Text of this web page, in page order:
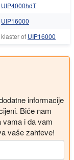
UIP4000hdT
UIP16000
klaster of UIP16000
informacije
Biće nam
vama i da vam
vaše zahteve!